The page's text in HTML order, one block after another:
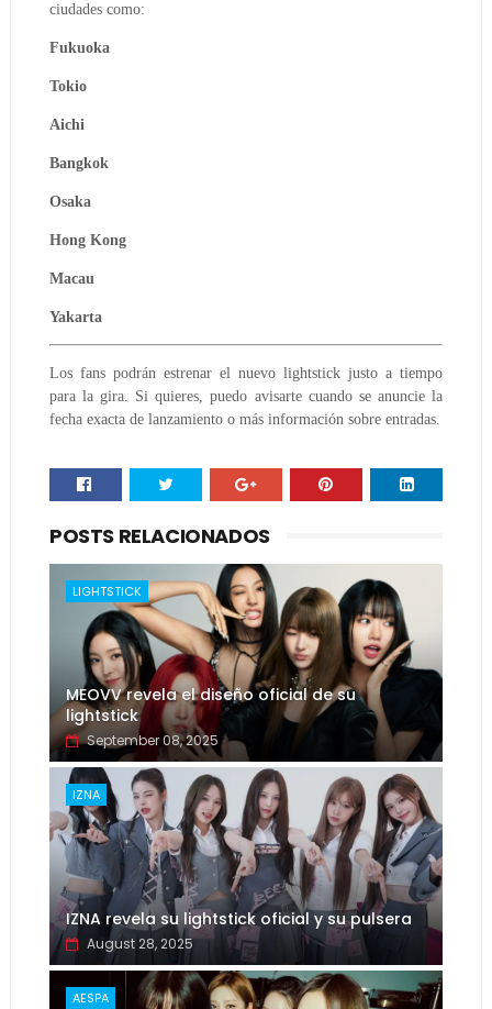
ciudades como:
Fukuoka
Tokio
Aichi
Bangkok
Osaka
Hong Kong
Macau
Yakarta
Los fans podrán estrenar el nuevo lightstick justo a tiempo
para la gira. Si quieres, puedo avisarte cuando se anuncie la
fecha exacta de lanzamiento o más información sobre entradas.
POSTS RELACIONADOS
LIGHTSTICK
MEOVV revela el diseño oficial de su
lightstick
September 08, 2025
IZNA
IZNA revela su lightstick oficial y su pulsera
August 28, 2025
AESPA